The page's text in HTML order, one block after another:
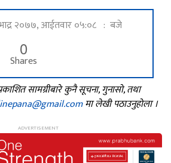
भाद्र २०७७, आईतवार ०५:०८ : बजे
0
Shares
सामग्रीबारे कुनै सूचना, गुनासो, तथा
मा लेखी पठाउनुहोला ।